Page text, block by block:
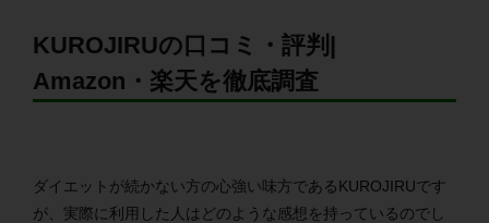
KUROJIRUの口コミ・評判|
Amazon・楽天を徹底調査
ダイエットが続かない方の心強い味方であるKUROJIRUです
が、実際に利用した人はどのような感想を持っているのでし